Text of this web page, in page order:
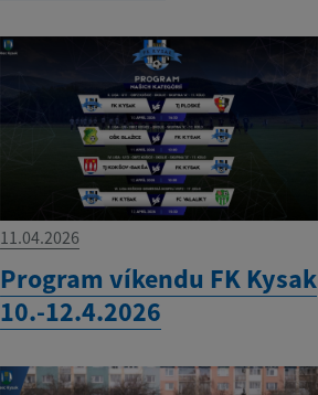
11.04.2026
Program víkendu FK Kysak
10.-12.4.2026